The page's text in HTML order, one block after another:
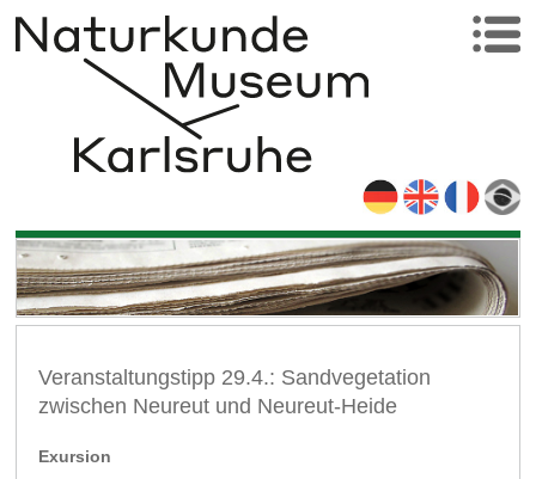
Veranstaltungstipp 29.4.: Sandvegetation
zwischen Neureut und Neureut-Heide
Exursion